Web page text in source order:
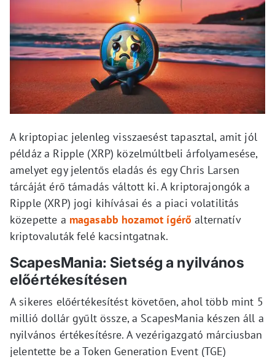
A kriptopiac jelenleg visszaesést tapasztal, amit jól
példáz a Ripple (XRP) közelmúltbeli árfolyamesése,
amelyet egy jelentős eladás és egy Chris Larsen
tárcáját érő támadás váltott ki. A kriptorajongók a
Ripple (XRP) jogi kihívásai és a piaci volatilitás
közepette a magasabb hozamot ígérő alternatív
kriptovaluták felé kacsintgatnak.
ScapesMania: Sietség a nyilvános
előértékesítésen
A sikeres előértékesítést követően, ahol több mint 5
millió dollár gyűlt össze, a ScapesMania készen áll a
nyilvános értékesítésre. A vezérigazgató márciusban
jelentette be a Token Generation Event (TGE)